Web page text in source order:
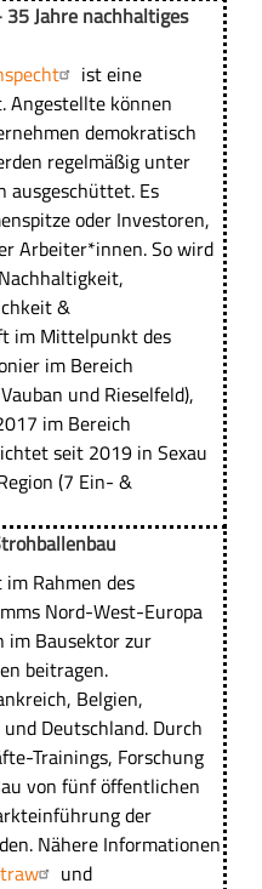
Jahre nachhaltiges
ist eine
Angestellte können
demokratisch
regelmäßig unter
ausgeschüttet. Es
oder Investoren,
Arbeiter*innen. So wird
&
im Mittelpunkt des
im Bereich
und Rieselfeld),
im Bereich
seit 2019 in Sexau
(7 Ein- &
Rahmen des
Nord-West-Europa
im Bausektor zur
beitragen.
Belgien,
Deutschland. Durch
Trainings, Forschung
von fünf öffentlichen
der
Nähere Informationen
und